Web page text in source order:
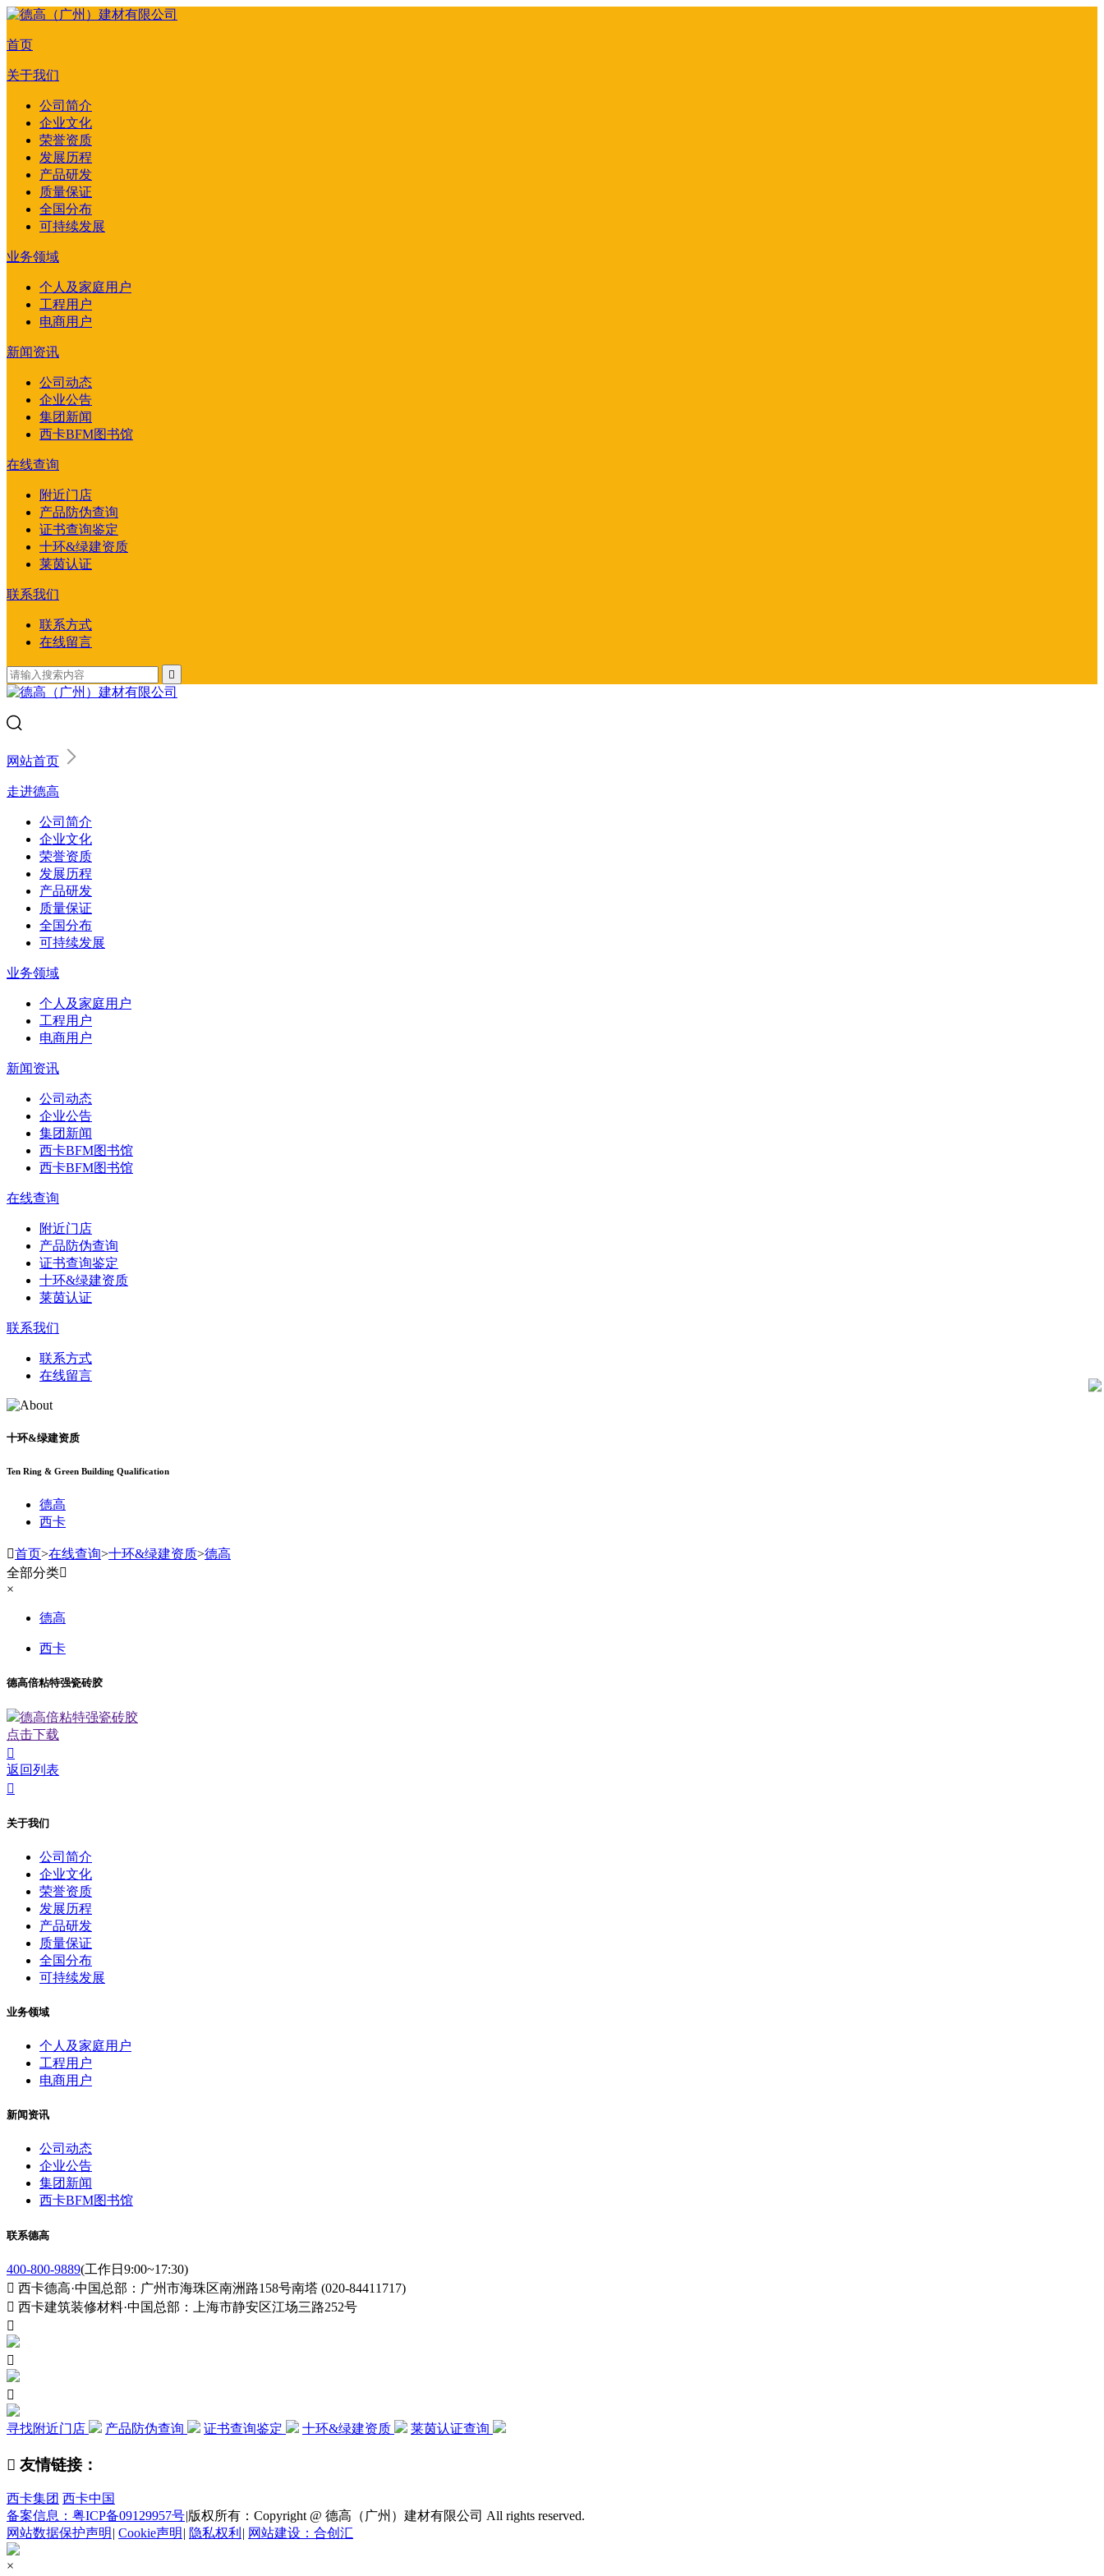
首页
关于我们
公司简介
企业文化
荣誉资质
发展历程
产品研发
质量保证
全国分布
可持续发展
业务领域
个人及家庭用户
工程用户
电商用户
新闻资讯
公司动态
企业公告
集团新闻
西卡BFM图书馆
在线查询
附近门店
产品防伪查询
证书查询鉴定
十环&绿建资质
莱茵认证
联系我们
联系方式
在线留言

网站首页
走进德高
公司简介
企业文化
荣誉资质
发展历程
产品研发
质量保证
全国分布
可持续发展
业务领域
个人及家庭用户
工程用户
电商用户
新闻资讯
公司动态
企业公告
集团新闻
西卡BFM图书馆
西卡BFM图书馆
在线查询
附近门店
产品防伪查询
证书查询鉴定
十环&绿建资质
莱茵认证
联系我们
联系方式
在线留言
十环&绿建资质
Ten Ring & Green Building Qualification
德高
西卡
首页>在线查询>十环&绿建资质>德高
全部分类
×
德高
西卡
德高倍粘特强瓷砖胶
德高倍粘特强瓷砖胶
点击下载

返回列表

关于我们
公司简介
企业文化
荣誉资质
发展历程
产品研发
质量保证
全国分布
可持续发展
业务领域
个人及家庭用户
工程用户
电商用户
新闻资讯
公司动态
企业公告
集团新闻
西卡BFM图书馆
联系德高
400-800-9889(工作日9:00~17:30)
 西卡德高·中国总部：广州市海珠区南洲路158号南塔 (020-84411717)
 西卡建筑装修材料·中国总部：上海市静安区江场三路252号



寻找附近门店 产品防伪查询 证书查询鉴定 十环&绿建资质 莱茵认证查询
 友情链接：
西卡集团 西卡中国
备案信息：粤ICP备09129957号|版权所有：Copyright @ 德高（广州）建材有限公司 All rights reserved.
网站数据保护声明 | Cookie声明 | 隐私权利 | 网站建设：合创汇
×